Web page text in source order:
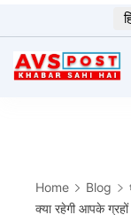
to
content
Home Blog
क्या रहेगी आपके ग्रहों